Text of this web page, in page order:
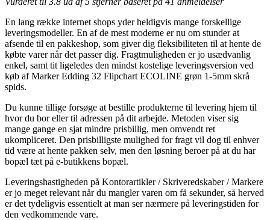
En lang række internet shops yder heldigvis mange forskellige
leveringsmodeller. En af de mest moderne er nu om stunder at
afsende til en pakkeshop, som giver dig fleksibiliteten til at hente de
købte varer når det passer dig. Fragtmuligheden er jo usædvanlig
enkel, samt tit ligeledes den mindst kostelige leveringsversion ved
køb af Marker Edding 32 Flipchart ECOLINE grøn 1-5mm skrå
spids.
Du kunne tillige forsøge at bestille produkterne til levering hjem til
hvor du bor eller til adressen på dit arbejde. Metoden viser sig
mange gange en sjat mindre prisbillig, men omvendt ret
ukompliceret. Den prisbilligste mulighed for fragt vil dog til enhver
tid være at hente pakken selv, men den løsning beroer på at du har
bopæl tæt på e-butikkens bopæl.
Leveringshastigheden på Kontorartikler / Skriveredskaber / Markere
er jo meget relevant når du mangler varen om få sekunder, så herved
er det tydeligvis essentielt at man ser nærmere på leveringstiden for
den vedkommende vare.